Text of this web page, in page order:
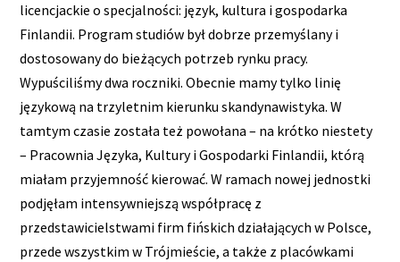
licencjackie o specjalności: język, kultura i gospodarka
Finlandii. Program studiów był dobrze przemyślany i
dostosowany do bieżących potrzeb rynku pracy.
Wypuściliśmy dwa roczniki. Obecnie mamy tylko linię
językową na trzyletnim kierunku skandynawistyka. W
tamtym czasie została też powołana – na krótko niestety
– Pracownia Języka, Kultury i Gospodarki Finlandii, którą
miałam przyjemność kierować. W ramach nowej jednostki
podjęłam intensywniejszą współpracę z
przedstawicielstwami firm fińskich działających w Polsce,
przede wszystkim w Trójmieście, a także z placówkami